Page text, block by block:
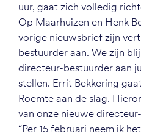
uur, gaat zich volledig
Op Maarhuizen en Henk
vorige nieuwsbrief zijn
bestuurder aan. We zijn
directeur-bestuurder aan
stellen. Errit Bekkering
Roemte aan de slag.
van onze nieuwe
“Per 15 februari neem ik